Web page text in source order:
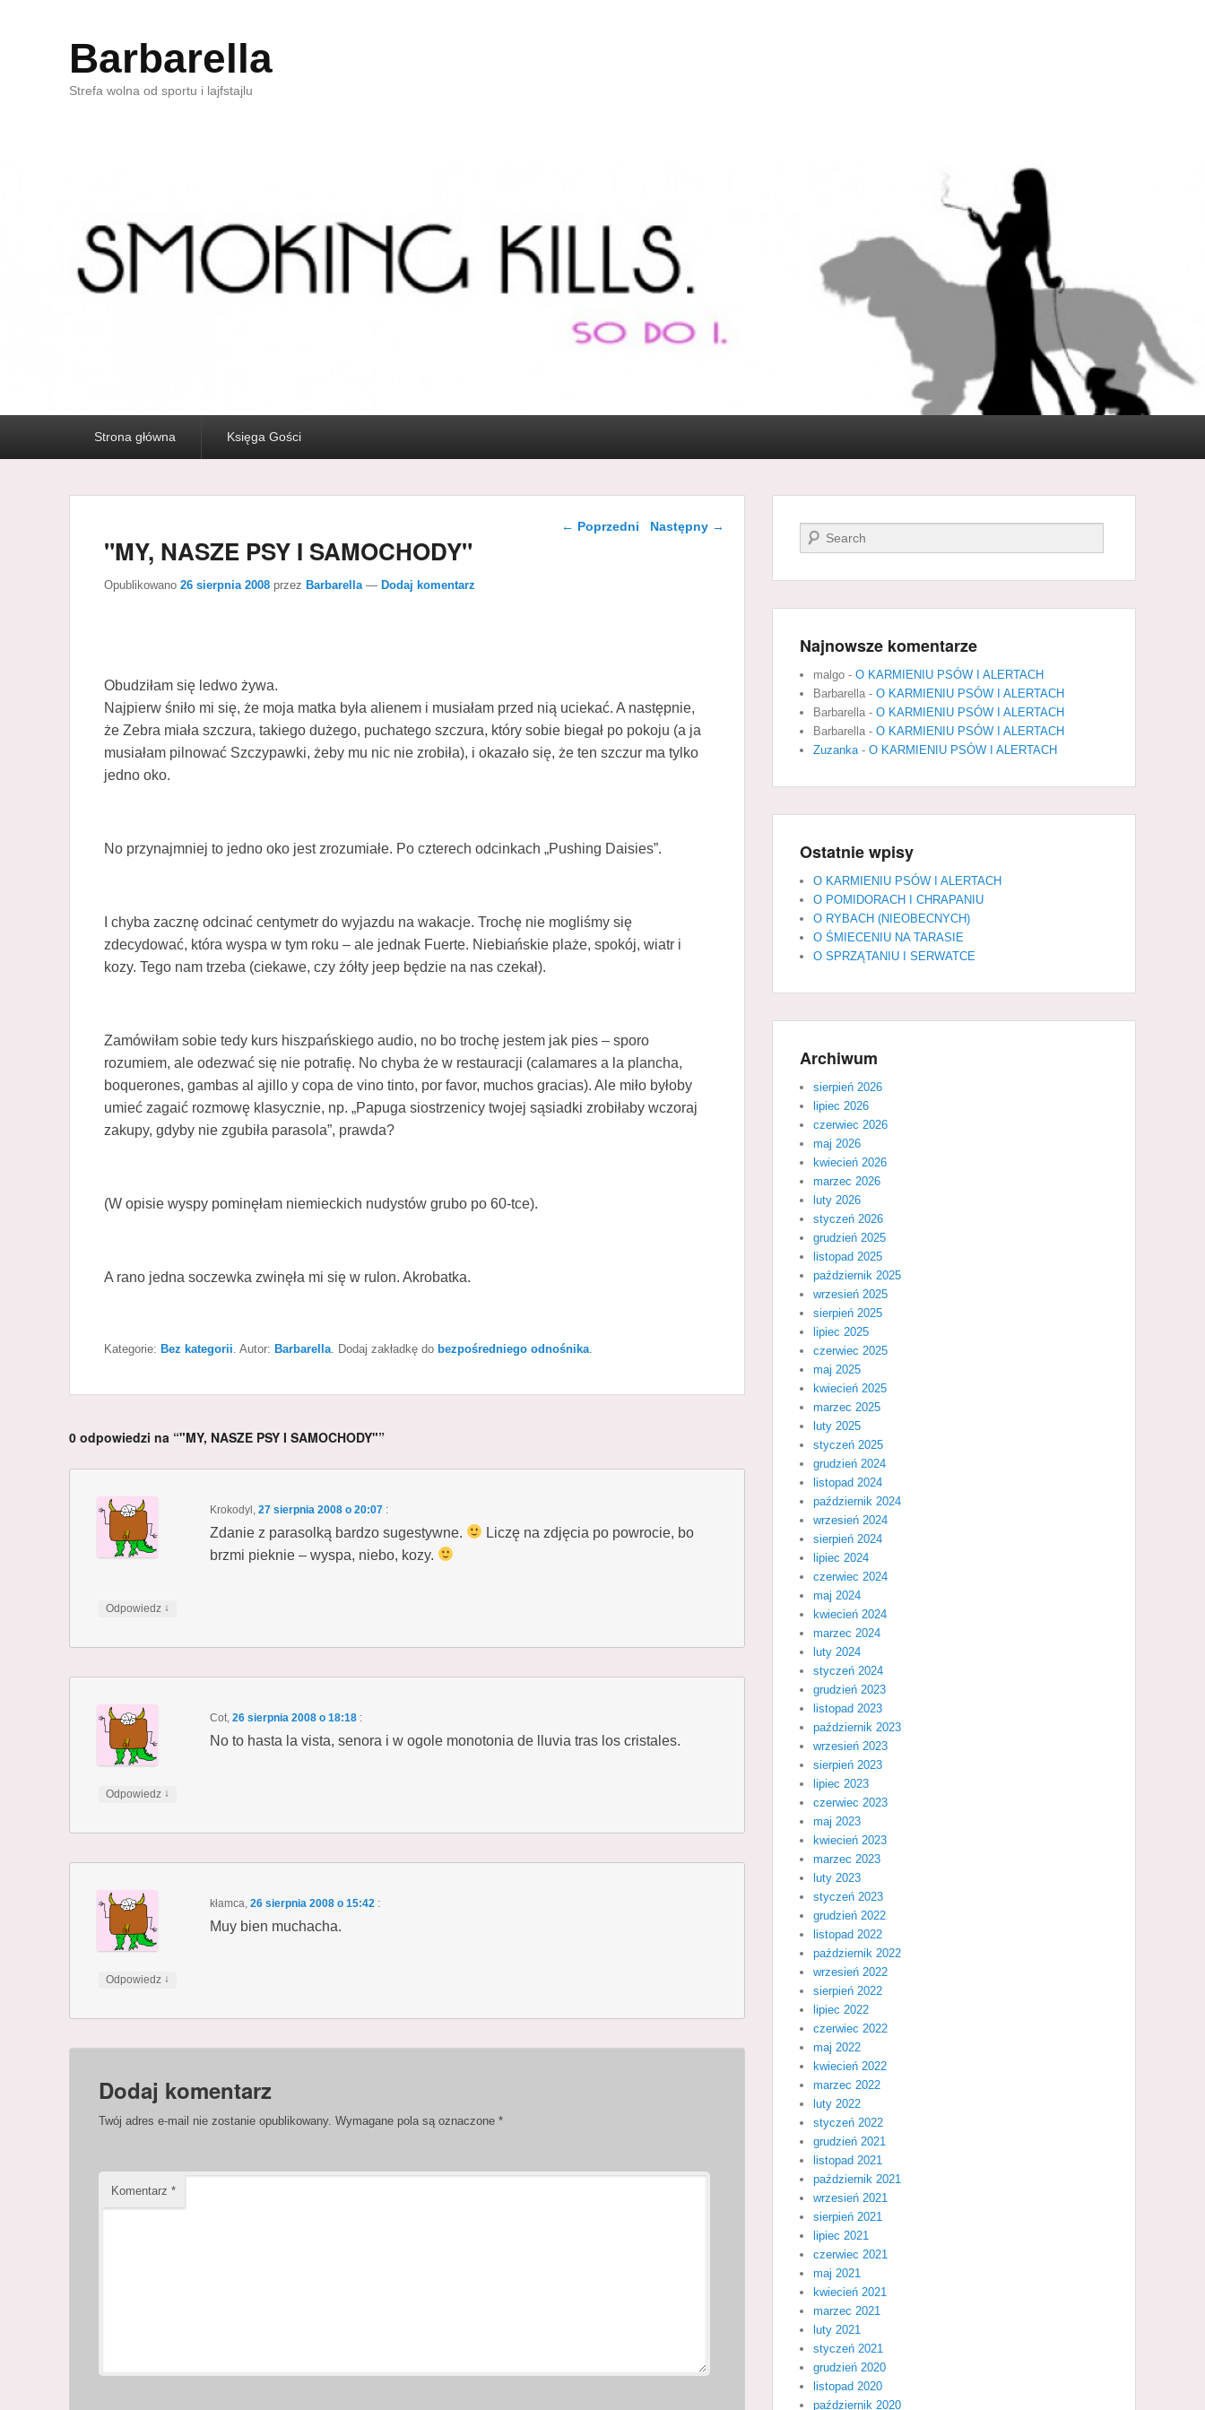
Barbarella
Strefa wolna od sportu i lajfstajlu
Strona główna Księga Gości
Nawigacja wpisu
← Poprzedni Następny →
"MY, NASZE PSY I SAMOCHODY"
Opublikowano 26 sierpnia 2008 przez Barbarella — Dodaj komentarz
Obudziłam się ledwo żywa.
Najpierw śniło mi się, że moja matka była alienem i musiałam przed nią uciekać. A następnie,
że Zebra miała szczura, takiego dużego, puchatego szczura, który sobie biegał po pokoju (a ja
musiałam pilnować Szczypawki, żeby mu nic nie zrobiła), i okazało się, że ten szczur ma tylko
jedno oko.
No przynajmniej to jedno oko jest zrozumiałe. Po czterech odcinkach „Pushing Daisies”.
I chyba zacznę odcinać centymetr do wyjazdu na wakacje. Trochę nie mogliśmy się
zdecydować, która wyspa w tym roku – ale jednak Fuerte. Niebiańskie plaże, spokój, wiatr i
kozy. Tego nam trzeba (ciekawe, czy żółty jeep będzie na nas czekał).
Zamówiłam sobie tedy kurs hiszpańskiego audio, no bo trochę jestem jak pies – sporo
rozumiem, ale odezwać się nie potrafię. No chyba że w restauracji (calamares a la plancha,
boquerones, gambas al ajillo y copa de vino tinto, por favor, muchos gracias). Ale miło byłoby
umieć zagaić rozmowę klasycznie, np. „Papuga siostrzenicy twojej sąsiadki zrobiłaby wczoraj
zakupy, gdyby nie zgubiła parasola”, prawda?
(W opisie wyspy pominęłam niemieckich nudystów grubo po 60-tce).
A rano jedna soczewka zwinęła mi się w rulon. Akrobatka.
Kategorie: Bez kategorii . Autor: Barbarella . Dodaj zakładkę do bezpośredniego odnośnika
0 odpowiedzi na “"MY, NASZE PSY I SAMOCHODY"”
Krokodyl 27 sierpnia 2008 o 20:07 :
Zdanie z parasolką bardzo sugestywne.
Liczę na zdjęcia po powrocie, bo
brzmi pieknie – wyspa, niebo, kozy.
Odpowiedz ↓
Cot, 26 sierpnia 2008 o 18:18 :
No to hasta la vista, senora i w ogole monotonia de lluvia tras los cristales.
Odpowiedz ↓
kłamca 26 sierpnia 2008 o 15:42 :
Muy bien muchacha.
Odpowiedz ↓
Dodaj komentarz
Twój adres e-mail nie zostanie opublikowany. Wymagane pola są oznaczone *
Komentarz *
Szukaj
Najnowsze komentarze
malgo - O KARMIENIU PSÓW I ALERTACH
Barbarella - O KARMIENIU PSÓW I ALERTACH
Barbarella - O KARMIENIU PSÓW I ALERTACH
Barbarella - O KARMIENIU PSÓW I ALERTACH
Zuzanka- O KARMIENIU PSÓW I ALERTACH
Ostatnie wpisy
O KARMIENIU PSÓW I ALERTACH
O POMIDORACH I CHRAPANIU
O RYBACH (NIEOBECNYCH)
O ŚMIECENIU NA TARASIE
O SPRZĄTANIU I SERWATCE
Archiwum
sierpień 2026
lipiec 2026
czerwiec 2026
maj 2026
kwiecień 2026
marzec 2026
luty 2026
styczeń 2026
grudzień 2025
listopad 2025
październik 2025
wrzesień 2025
sierpień 2025
lipiec 2025
czerwiec 2025
maj 2025
kwiecień 2025
marzec 2025
luty 2025
styczeń 2025
grudzień 2024
listopad 2024
październik 2024
wrzesień 2024
sierpień 2024
lipiec 2024
czerwiec 2024
maj 2024
kwiecień 2024
marzec 2024
luty 2024
styczeń 2024
grudzień 2023
listopad 2023
październik 2023
wrzesień 2023
sierpień 2023
lipiec 2023
czerwiec 2023
maj 2023
kwiecień 2023
marzec 2023
luty 2023
styczeń 2023
grudzień 2022
listopad 2022
październik 2022
wrzesień 2022
sierpień 2022
lipiec 2022
czerwiec 2022
maj 2022
kwiecień 2022
marzec 2022
luty 2022
styczeń 2022
grudzień 2021
listopad 2021
październik 2021
wrzesień 2021
sierpień 2021
lipiec 2021
czerwiec 2021
maj 2021
kwiecień 2021
marzec 2021
luty 2021
styczeń 2021
grudzień 2020
listopad 2020
październik 2020